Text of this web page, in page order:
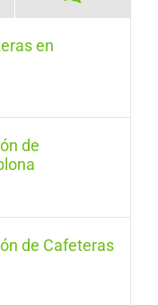
en
de
de Cafeteras